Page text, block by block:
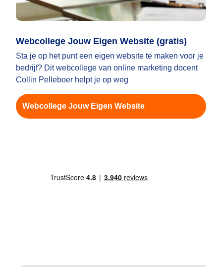
Webcollege Jouw Eigen Website (gratis)
Sta je op het punt een eigen website te maken voor je
bedrijf? Dit webcollege van online marketing docent
Collin Pelleboer helpt je op weg
Webcollege Jouw Eigen Website